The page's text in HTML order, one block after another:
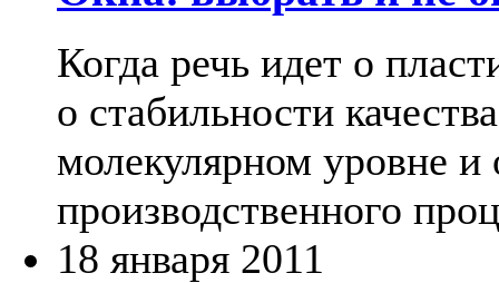
Когда речь идет о
о стабильности
молекулярном уровне и
производственного
18 января 2011